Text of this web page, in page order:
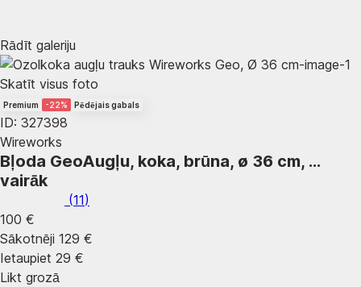
Rādīt galeriju
Skatīt visus foto
Premium -22% Pēdējais gabals
ID: 327398
Wireworks
Bļoda GeoAugļu, koka, brūna, ø 36 cm, …
vairāk
(11)
100 €
Sākotnēji 129 €
Ietaupiet 29 €
Likt grozā